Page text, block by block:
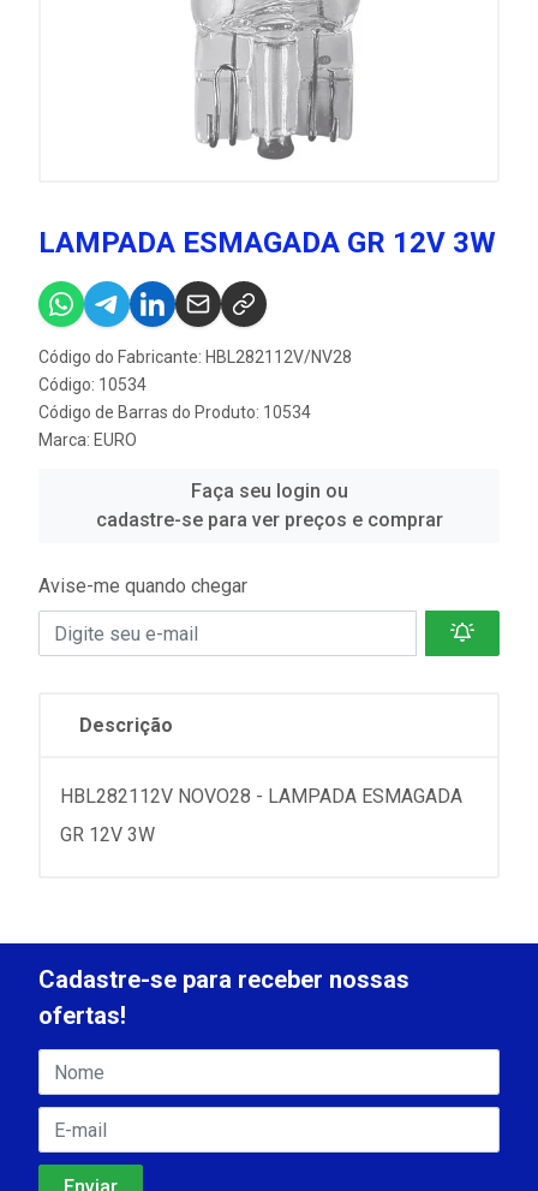
LAMPADA ESMAGADA GR 12V 3W
Código do Fabricante: HBL282112V/NV28
Código: 10534
Código de Barras do Produto: 10534
Marca: EURO
Faça seu login ou
cadastre-se para ver preços e comprar
Avise-me quando chegar
Descrição
HBL282112V NOVO28 - LAMPADA ESMAGADA
GR 12V 3W
Cadastre-se para receber nossas
ofertas!